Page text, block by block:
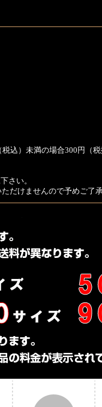
込）未満の場合300円（
さい。
だけませんので予めご了承